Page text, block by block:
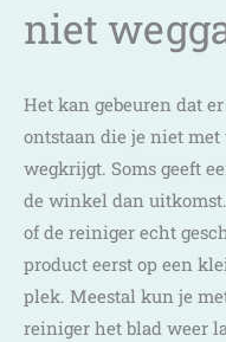
niet
Het kan gebeuren dat
ontstaan die je niet met
wegkrijgt. Soms geeft
de winkel dan
of de reiniger echt
product eerst op een
plek. Meestal kun je
reiniger het blad weer